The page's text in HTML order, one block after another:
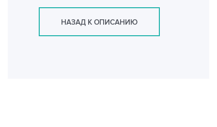
НАЗАД К ОПИСАНИЮ